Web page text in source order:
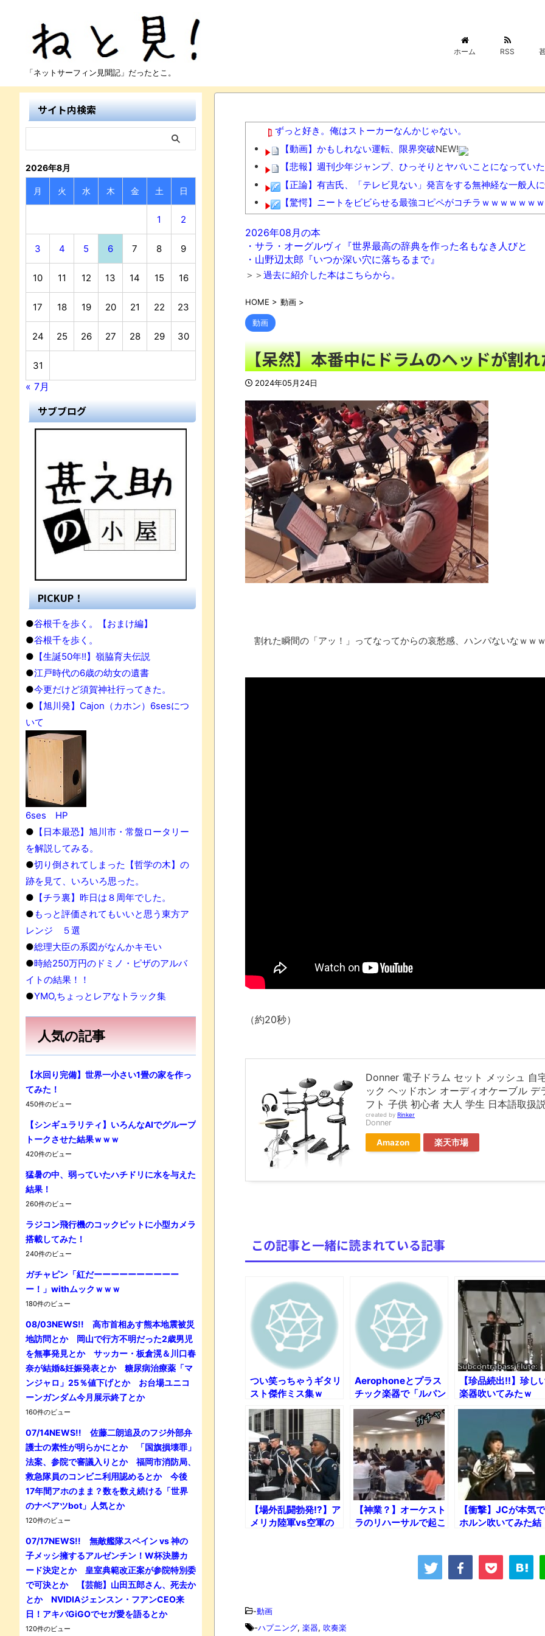
「ネットサーフィン見聞記」だったとこ。
ホーム RSS
ずっと好き。俺はストーカーなんかじゃない。
【動画】かもしれない運転、限界突破NEW!
【悲報】週刊少年ジャンプ、ひっそりとヤバいことになっていた
【正論】有吉氏、「テレビ見ない」発言をする無神経な一般人
【驚愕】ニートをビビらせる最強コピペがコチラｗｗｗｗｗｗ
なぁ、永久機関ってなんで絶対に作れないん？
【画像】福岡、こんなのが普通に走ってるｗｗｗｗｗｗｗｗｗｗ
兵庫斎藤知事、県の海外事務所を全廃へ「公務員が海外で遊ぶた
「これで11万取られたの!?」あるX民が玄関ドアノブの修理を
ゲオのレトロゲーム販売がみせた劇的な復活劇 他NEW!
特定外来カミキリムシに1匹300円の賞金をかけた高崎市、初日
50歳になりましたNEW!
08/06NEWS!! 「トリプル台風」発生！新たな台風は日本に近
ゃん」さん、配信中に自殺かとか 元ジャンポケ・斉藤慎二被告に
憶』発売にファン感涙とか
YouTubeの広告に流れてきた“冷凍庫の霜取りスプレー”が詐欺
【06日の新刊】「妹は知っている 8」「ヤニねこ 13」「平成
凡庸な悪
ロープと滑車と犬マスクでエクストリーム変身。
お前らの身体の悩み教えてくれ
『FF15』が発売10周年！ノクティスフィギュアなどが当たる記
みんななんだかんだ言ってお金持ってんじゃん
マケイン9巻＆アニメ公式ガイド感想
体験談：仕事で同じビルの中に入っているグループ会社の嫁子 [
オーストラリアの男性飛行家 太平洋横断飛行
「ム、ムリです・・・」メガネ美人ナースに入院中のオレのオナ
【極画像】名古屋の地下鉄wwwwwwwwwwww
全方位青い芝包囲網すぎて色々見失う、新しい仕事観
見ていると！悲しくなってしまう猫の画像の数々！！
Powered by livedoor 相互RSS
2026年08月の本
・サラ・オーグルヴィ『世界最高の辞典を作った名もなき人びと
・山野辺太郎『いつか深い穴に落ちるまで』
＞＞ 過去に紹介した本はこちらから。
HOME > 動画 >
動画
【呆然】本番中にドラムのヘッドが割
2024年05月24日
割れた瞬間の「アッ！」ってなってからの哀愁感、ハンパないなｗｗｗ
（約20秒）
Donner 電子ドラム セット メッシュ 自
ック ヘッドホン オーディオケーブル
フト 子供 初心者 大人 学生 日本語取扱
created by Rinker
Donner
Amazon 楽天市場
この記事と一緒に読まれている記事
つい笑っちゃうギタリ
スト傑作ミス集ｗ
Aerophoneとプラス
チック楽器で「ルパン
三世のテーマ」演奏し
てみたｗ
【珍品続出!!】珍し
楽器吹いてみたｗ
【場外乱闘勃発!?】ア
メリカ陸軍vs空軍の
【神業？】オーケスト
ラのリハーサルで起こ
【衝撃】JCが本気で
ホルン吹いてみた結
-動画
-ハプニング, 楽器, 吹奏楽
サイト内検索
2026年8月
月 火 水 木 金 土 日
1 2
3 4 5 6 7 8 9
10 11 12 13 14 15 16
17 18 19 20 21 22 23
24 25 26 27 28 29 30
31
« 7月
サブブログ
PICKUP！
●谷根千を歩く。【おまけ編】
●谷根千を歩く。
● 【生誕50年!!】嶺脇育夫伝説
●江戸時代の6歳の幼女の遺書
●今更だけど須賀神社行ってきた。
● 【旭川発】Cajon（カホン）6sesにつ
いて
6ses HP
● 【日本最恐】旭川市・常盤ロータリー
を解説してみる。
●切り倒されてしまった【哲学の木】の
跡を見て、いろいろ思った。
● 【チラ裏】昨日は８周年でした。
●もっと評価されてもいいと思う東方ア
レンジ ５選
●総理大臣の系図がなんかキモい
●時給250万円のドミノ・ピザのアルバ
イトの結果！！
●YMO,ちょっとレアなトラック集
人気の記事
【水回り完備】世界一小さい1畳の家を作っ
てみた！
450件のビュー
【シンギュラリティ】いろんなAIでグループ
トークさせた結果ｗｗｗ
420件のビュー
猛暑の中、弱っていたハチドリに水を与えた
結果！
260件のビュー
ラジコン飛行機のコックピットに小型カメラ
搭載してみた！
240件のビュー
ガチャピン「紅だーーーーーーーーーー
ー！」withムックｗｗｗ
180件のビュー
08/03NEWS!! 高市首相あす熊本地震被災
地訪問とか 岡山で行方不明だった2歳男児
を無事発見とか サッカー・板倉滉＆川口春
奈が結婚&妊娠発表とか 糖尿病治療薬「マ
ンジャロ」25％値下げとか お台場ユニコ
ーンガンダム今月展示終了とか
160件のビュー
07/14NEWS!! 佐藤二朗追及のフジ外部弁
護士の素性が明らかにとか 「国旗損壊罪」
法案、参院で審議入りとか 福岡市消防局、
救急隊員のコンビニ利用認めるとか 今後
17年間アホのまま？数を数え続ける「世界
のナベアツbot」人気とか
120件のビュー
07/17NEWS!! 無敵艦隊スペイン vs 神の
子メッシ擁するアルゼンチン！W杯決勝カ
ード決定とか 皇室典範改正案が参院特別委
で可決とか 【芸能】山田五郎さん、死去か
とか NVIDIAジェンスン・フアンCEO来
日！アキバGiGOでセガ愛を語るとか
120件のビュー